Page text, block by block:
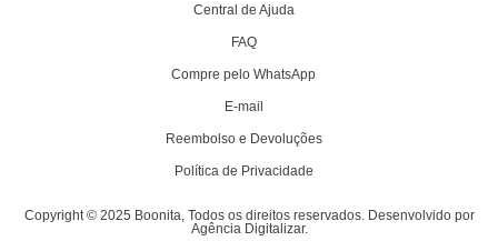
Central de Ajuda
FAQ
Compre pelo WhatsApp
E-mail
Reembolso e Devoluções
Política de Privacidade
Copyright © 2025 Boonita, Todos os direitos reservados. Desenvolvido por
Agência Digitalizar.